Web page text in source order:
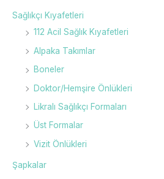
Sağlıkçı Kıyafetleri
112 Acil Sağlık Kıyafetleri
Alpaka Takımlar
Boneler
Doktor/Hemşire Önlükleri
Likralı Sağlıkçı Formaları
Üst Formalar
Vizit Önlükleri
Şapkalar